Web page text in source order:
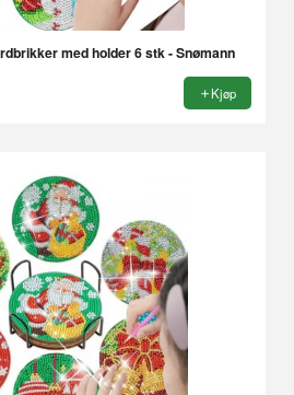
med holder 6 stk - Snømann
Kjøp